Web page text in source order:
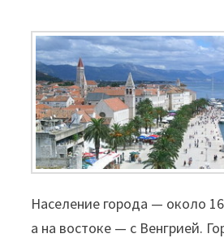
Население города — около
а на востоке — с Венгрией.